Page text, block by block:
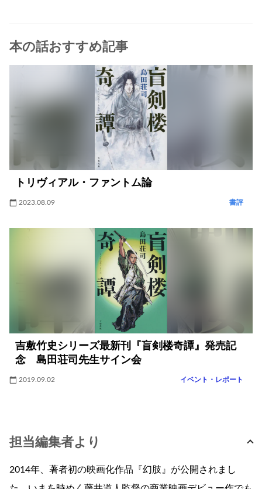
本の話おすすめ記事
トリヴィアル・ファントム論
2023.08.09 書評
吉敷竹史シリーズ最新刊『盲剣楼奇譚』発売記
念 島田荘司先生サイン会
2019.09.02 イベント・レポート
担当編集者より
2014年、著者初の映画化作品『幻肢』が公開されまし